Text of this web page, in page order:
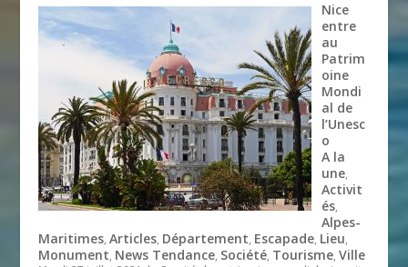
Nice
entre
au
Patrim
oine
Mondi
al de
l’Unesc
o
A la
une,
Activit
és,
Alpes-
Maritimes,Articles, Département, Escapade, Lieu,
Monument, News Tendance, Société, Tourisme,Ville